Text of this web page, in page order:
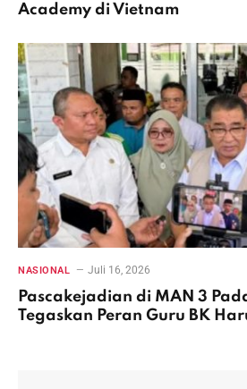
Academy di Vietnam
NASIONAL Juli 16, 2026
Pascakejadian di MAN 3
Tegaskan Peran Guru BK